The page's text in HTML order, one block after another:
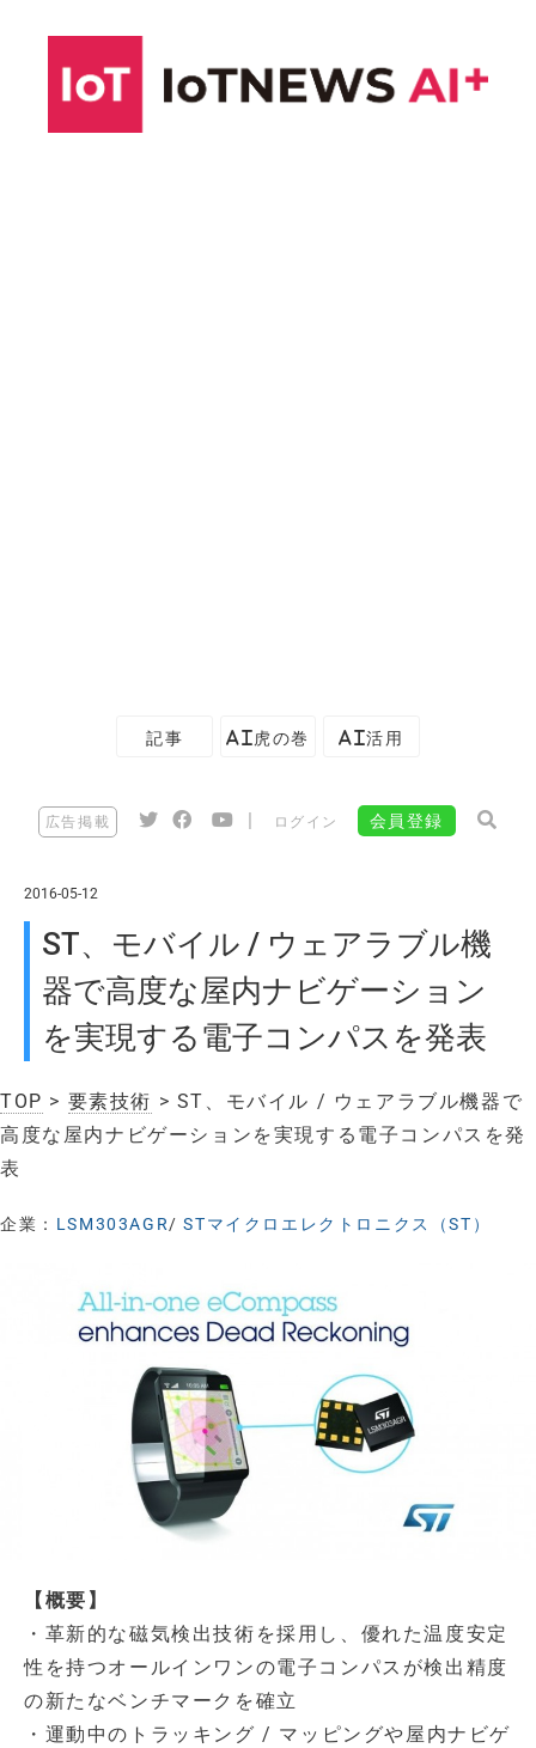
記事 AI虎の巻 AI活用
広告掲載 ログイン 会員登録
2016-05-12
ST、モバイル / ウェアラブル機
器で高度な屋内ナビゲーション
を実現する電子コンパスを発表
TOP > 要素技術 > ST、モバイル / ウェアラブル機器で
高度な屋内ナビゲーションを実現する電子コンパスを発
表
企業： LSM303AGR/STマイクロエレクトロニクス（ST）
【概要】
・革新的な磁気検出技術を採用し、優れた温度安定
性を持つオールインワンの電子コンパスが検出精度
の新たなベンチマークを確立
・運動中のトラッキング / マッピングや屋内ナビゲ